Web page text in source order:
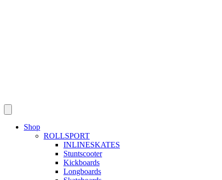
Shop
ROLLSPORT
INLINESKATES
Stuntscooter
Kickboards
Longboards